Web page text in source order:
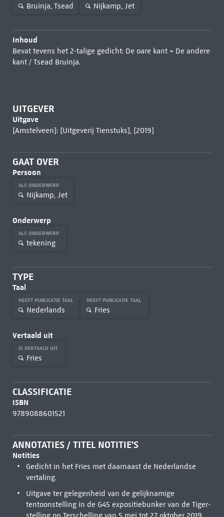
Bruinja, Tsead Nijkamp, Jet
Inhoud
Bevat tevens het 2-talige gedicht: De oare kant = De andere
kant / Tsead Bruinja.
UITGEVER
Uitgave
[Amstelveen]: [Uitgeverij Tienstuks], [2019]
GAAT OVER
Persoon
ALS ONDERWERP
Nijkamp, Jet
Onderwerp
ALS ONDERWERP
tekening
TYPE
Taal
HEEFT PUBLICATIE TAAL
Nederlands
HEEFT PUBLICATIE TAAL
Fries
Vertaald uit
IS VERTAALD UIT
Fries
CLASSIFICATIE
ISBN
9789088601521
ANNOTATIES / TITEL NOTITIE'S
Notities
Gedicht in het Fries met daarnaast de Nederlandse
vertaling.
Uitgave ter gelegenheid van de gelijknamige
tentoonstelling in de G45 expositiebunker van de Tiger-